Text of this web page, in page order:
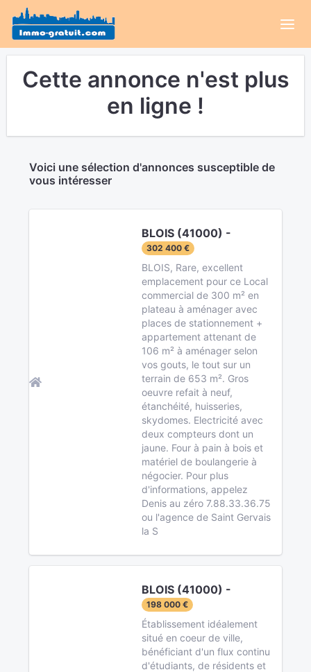
Cette annonce n'est plus
en ligne !
Voici une sélection d'annonces susceptible de
vous intéresser
BLOIS (41000) -
302 400 €
BLOIS, Rare, excellent
emplacement pour ce Local
commercial de 300 m² en
plateau à aménager avec
places de stationnement +
appartement attenant de
106 m² à aménager selon
vos gouts, le tout sur un
terrain de 653 m². Gros
oeuvre refait à neuf,
étanchéité, huisseries,
skydomes. Electricité avec
deux compteurs dont un
jaune. Four à pain à bois et
matériel de boulangerie à
négocier. Pour plus
d'informations, appelez
Denis au zéro 7.88.33.36.75
ou l'agence de Saint Gervais
la S
BLOIS (41000) -
198 000 €
Établissement idéalement
situé en coeur de ville,
bénéficiant d'un flux continu
d'étudiants, de résidents et